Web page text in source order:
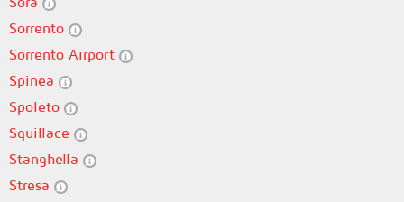
Sorrento
Sorrento Airport
Spinea
Spoleto
Squillace
Stanghella
Stresa